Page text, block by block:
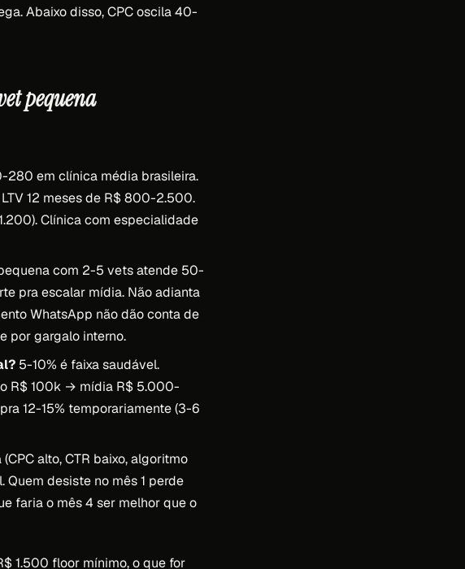
Abaixo disso, CPC oscila 40-
pequena
280 em clínica média brasileira.
12 meses de R$ 800-2.500.
Clínica com especialidade
com 2-5 vets atende 50-
pra escalar mídia. Não adianta
WhatsApp não dão conta de
por gargalo interno.
5-10% é faixa saudável.
R$ 100k → mídia R$ 5.000-
12-15% temporariamente (3-6
alto, CTR baixo, algoritmo
Quem desiste no mês 1 perde
faria o mês 4 ser melhor que o
1.500 floor mínimo, o que for